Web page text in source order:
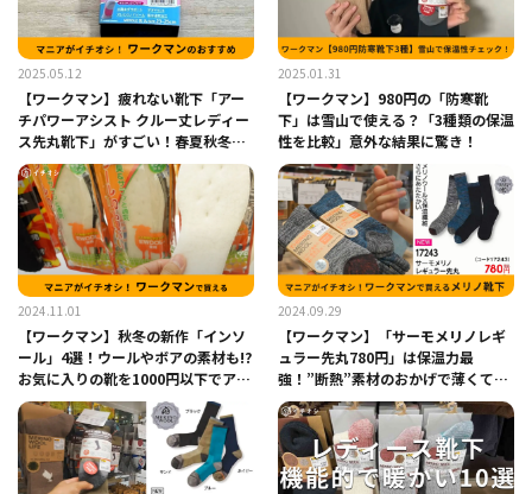
2025.05.12
【ワークマン】疲れない靴下「アー
チパワーアシスト クルー丈レディー
ス先丸靴下」がすごい！春夏秋冬の
立ち仕事ケアにおすすめ
2025.01.31
【ワークマン】980円の「防寒靴
下」は雪山で使える？「3種類の保温
性を比較」意外な結果に驚き！
2024.11.01
【ワークマン】秋冬の新作「インソ
ール」4選！ウールやボアの素材も!?
お気に入りの靴を1000円以下でアッ
プデートしよう！
2024.09.29
【ワークマン】「サーモメリノレギ
ュラー先丸780円」は保温力最
強！”断熱”素材のおかげで薄くても
暖かい！